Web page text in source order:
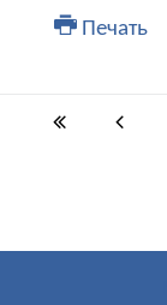
Печать